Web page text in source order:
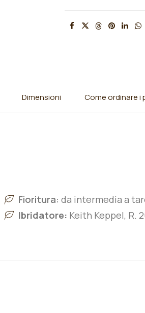
Dimensioni Come ordinare i
Fioritura: da intermedia a
Ibridatore: Keith Keppel, R.